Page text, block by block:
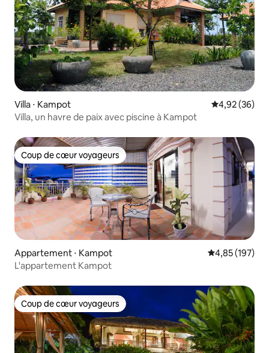
Villa ⋅ Kampot Évaluation
4,92 (36)
Villa, un havre de paix avec piscine à Kampot
Coup de cœur voyageurs
Coup de cœur voyageurs
Appartement ⋅ Kampot Évaluation
4,85 (197)
L'appartement Kampot
Coup de cœur voyageurs
Coup de cœur voyageurs